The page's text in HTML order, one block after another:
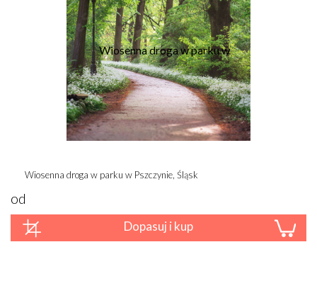
Wiosenna droga w parku w Pszczynie, Śląsk
od
Dopasuj i kup